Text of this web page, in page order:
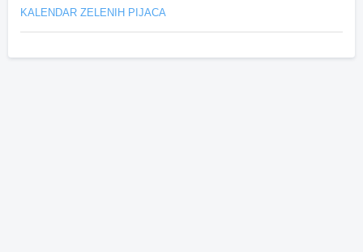
KALENDAR ZELENIH PIJACA